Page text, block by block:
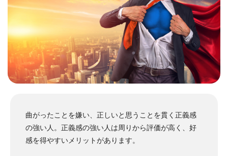
曲がったことを嫌い、正しいと思うことを貫く正義感
の強い人。 正義感の強い人は周りから評価が高く、好
感を得やすいメリットがあります。